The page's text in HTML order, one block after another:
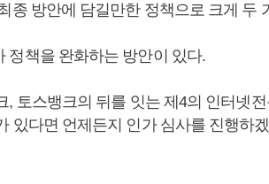
종 방안에 담길만한 정책으로 크게 두
정책을 완화하는 방안이 있다.
, 토스뱅크의 뒤를 잇는 제4의 인터넷
있다면 언제든지 인가 심사를 진행하